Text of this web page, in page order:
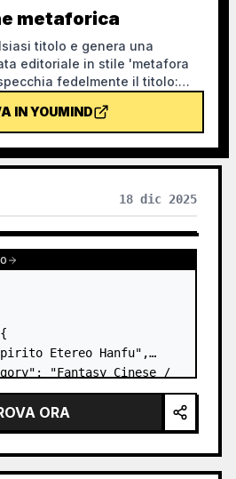
metaforica
titolo e genera una
editoriale in stile 'metafora
fedelmente il titolo:
panna e tocchi caldi, una
visiva, ampio spazio negativo
16:9. Adatta come immagine di
podcast, articoli e
IN YOUMIND
18 dic 2025
Etereo Hanfu",
"Fantasy Cinese /
"3:1"
{
ORA